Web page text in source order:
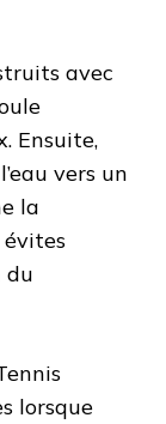
avec
Ensuite,
vers un
la
du
lorsque